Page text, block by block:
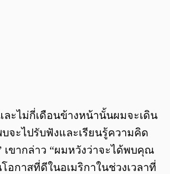
ะไม่กี่เดือนข้างหน้านั้นผมจะเดิน
บจะไปรับฟังและเรียนรู้ความคิด
เขากล่าว “ผมหวังว่าจะได้พบคุณ
อกาสที่ดีในอเมริกาในช่วงเวลาที่